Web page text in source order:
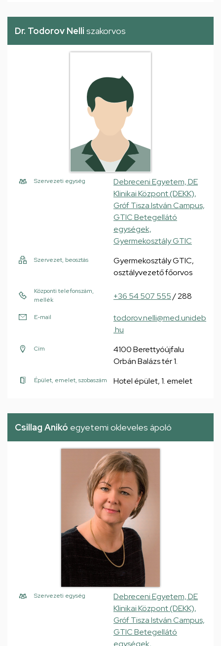
Dr. Todorov Nelli szakorvos
Szervezeti egység
Debreceni Egyetem, DE
Klinikai Központ (DEKK),
Gróf Tisza István Campus,
GTIC Betegellátó
egységek,
Gyermekosztály GTIC
Szervezet, beosztás
Gyermekosztály GTIC,
osztályvezető főorvos
Központi telefonszám,
mellék
+36 54 507 555/ 288
E-mail
todorov.nelli@med.unideb
.hu
Cím
4100 Berettyóújfalu
Orbán Balázs tér 1.
Épület, emelet, szobaszám Hotel épület, 1. emelet
Csillag Anikó egyetemi okleveles ápoló
Szervezeti egység
Debreceni Egyetem, DE
Klinikai Központ (DEKK),
Gróf Tisza István Campus,
GTIC Betegellátó
egységek,